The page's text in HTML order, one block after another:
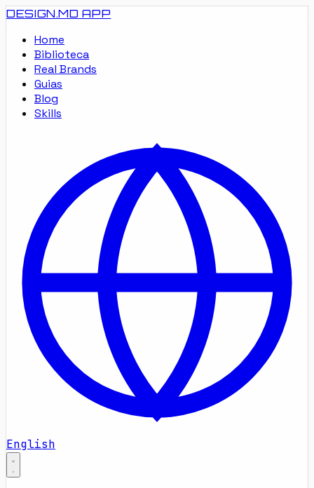
DESIGN.MD APP
Home
Biblioteca
Real Brands
Guias
Blog
Skills
English